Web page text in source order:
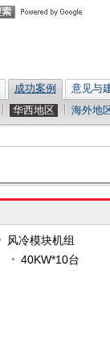
成功案例
意见与
华西地区 海外地
风冷模块机组
40KW*10台